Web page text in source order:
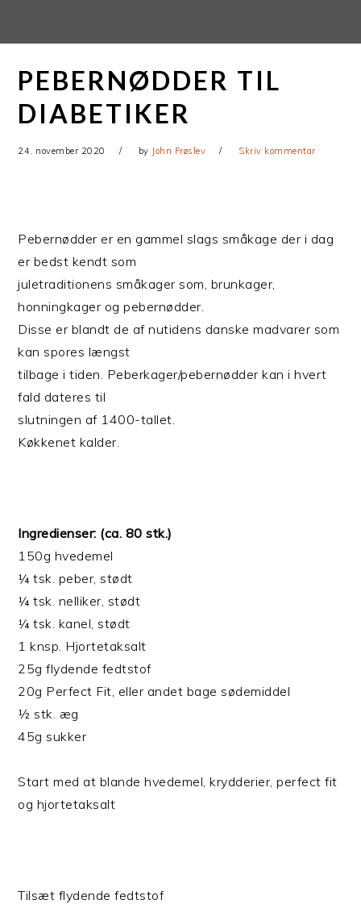
primær
navigation
PEBERNØDDER TIL
DIABETIKER
24. november 2020 by John Frøslev Skriv kommentar
Pebernødder er en gammel slags småkage der i dag
er bedst kendt som
juletraditionens småkager som, brunkager,
honningkager og pebernødder.
Disse er blandt de af nutidens danske madvarer som
kan spores længst
tilbage i tiden. Peberkager/pebernødder kan i hvert
fald dateres til
slutningen af 1400-tallet.
Køkkenet kalder.
Ingredienser: (ca. 80 stk.)
150g hvedemel
¼ tsk. peber, stødt
¼ tsk. nelliker, stødt
¼ tsk. kanel, stødt
1 knsp. Hjortetaksalt
25g flydende fedtstof
20g Perfect Fit, eller andet bage sødemiddel
½ stk. æg
45g sukker
Start med at blande hvedemel, krydderier, perfect fit
og hjortetaksalt
Tilsæt flydende fedtstof